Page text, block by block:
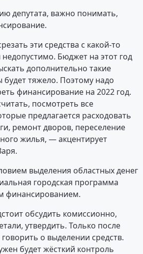
депутата, важно понимать,
эти средства с какой-то
Бюджет на этот год
дополнительно такие
будет тяжело. Поэтому надо
финансирование на 2022 год.
посмотреть все
предлагается расходовать
ремонт дворов, переселение
жилья, — акцентирует
выделения областных денег
городская программа
финансированием.
обсудить комиссионно,
утвердить. Только после
о выделении средств.
будет жёсткий контроль